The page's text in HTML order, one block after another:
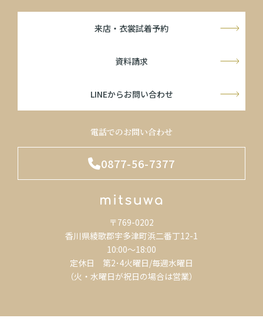
来店・衣裳試着予約
資料請求
LINEからお問い合わせ
電話でのお問い合わせ
0877-56-7377
〒769-0202
香川県綾歌郡宇多津町浜二番丁12-1
10:00～18:00
定休日 第2･4火曜日/毎週水曜日
（火・水曜日が祝日の場合は営業）